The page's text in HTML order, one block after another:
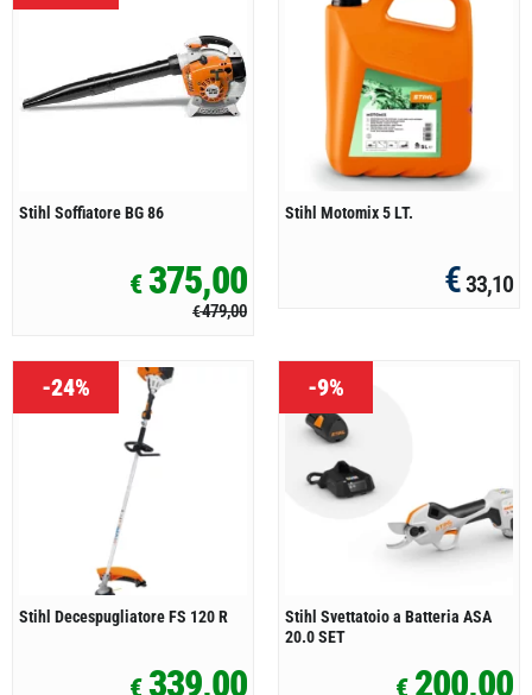
Stihl Soffiatore BG 86
€479,00
€375,00
Stihl Motomix 5 LT.
€33,10
-24%
Stihl Decespugliatore FS 120 R
€339,00
-9%
Stihl Svettatoio a Batteria ASA
20.0 SET
€200,00